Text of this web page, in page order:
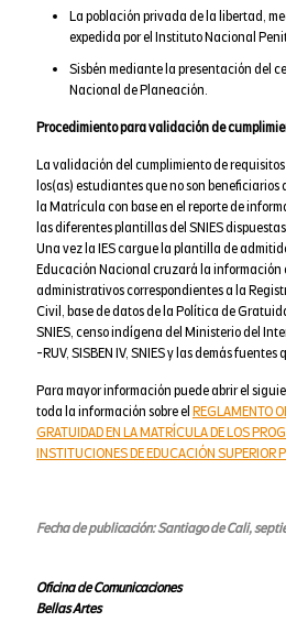
La población privada de la libertad,
expedida por el Instituto Nacional
Sisbén mediante la presentación del
Nacional de Planeación.
Procedimiento para validación de
La validación del cumplimiento de
los(as) estudiantes que no son
la Matrícula con base en el reporte de
las diferentes plantillas del SNIES
Una vez la IES cargue la plantilla de
Educación Nacional cruzará la información
administrativos correspondientes a la
Civil, base de datos de la Política de
SNIES, censo indígena del Ministerio del
-RUV, SISBEN IV, SNIES y las demás
Para mayor información puede abrir el
toda la información sobre el REGLAMENTO
GRATUIDAD EN LA MATRÍCULA DE LOS
INSTITUCIONES DE EDUCACIÓN SUPERIOR
Fecha de publicación: Santiago de Cali,
Oficina de Comunicaciones
Bellas Artes